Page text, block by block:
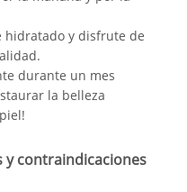
hidratado y disfrute de
durante un mes
la belleza
y contraindicaciones